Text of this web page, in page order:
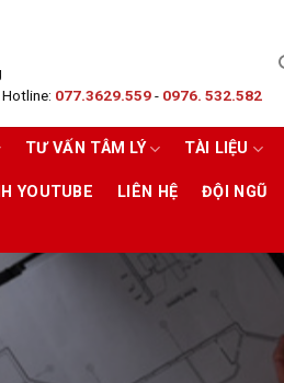
Hotline: 077.3629.559- 0976. 532.582
TƯ VẤN TÂM LÝ TÀI LIỆU
YOUTUBE LIÊN HỆ ĐỘI NGŨ